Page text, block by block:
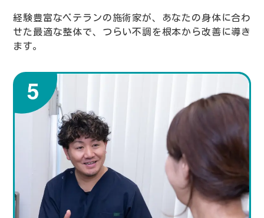
経験豊富なベテランの施術家が、あなたの身体に合わ
せた最適な整体で、つらい不調を根本から改善に導き
ます。